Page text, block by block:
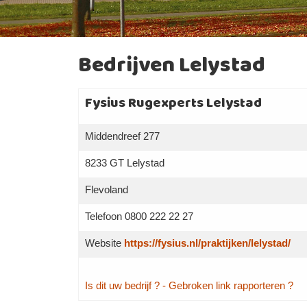
Bedrijven Lelystad
Fysius Rugexperts Lelystad
Middendreef 277
8233 GT Lelystad
Flevoland
Telefoon 0800 222 22 27
Website https://fysius.nl/praktijken/lelystad/
Is dit uw bedrijf ? - Gebroken link rapporteren ?